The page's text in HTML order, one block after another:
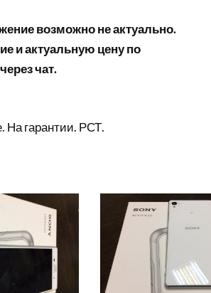
возможно не актуально.
и актуальную цену по
чат.
На гарантии. РСТ.